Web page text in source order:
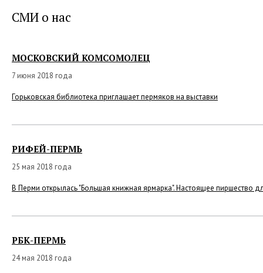
СМИ о нас
МОСКОВСКИЙ КОМСОМОЛЕЦ
7 июня 2018 года
Горьковская библиотека приглашает пермяков на выставки
РИФЕЙ-ПЕРМЬ
25 мая 2018 года
В Перми открылась "Большая книжная ярмарка". Настоящее пиршество
РБК-ПЕРМЬ
24 мая 2018 года